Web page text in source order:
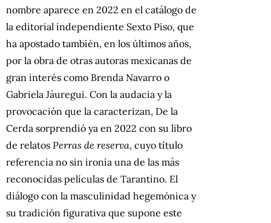
nombre aparece en 2022 en el catálogo de
la editorial independiente Sexto Piso, que
ha apostado también, en los últimos años,
por la obra de otras autoras mexicanas de
gran interés como Brenda Navarro o
Gabriela Jáuregui. Con la audacia y la
provocación que la caracterizan, De la
Cerda sorprendió ya en 2022 con su libro
de relatos Perras de reserva, cuyo título
referencia no sin ironía una de las más
reconocidas películas de Tarantino. El
diálogo con la masculinidad hegemónica y
su tradición figurativa que supone este